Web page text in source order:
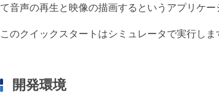
て音声の再生と映像の描画するというアプリケー
このクイックスタートはシミュレータで実行しま
開発環境